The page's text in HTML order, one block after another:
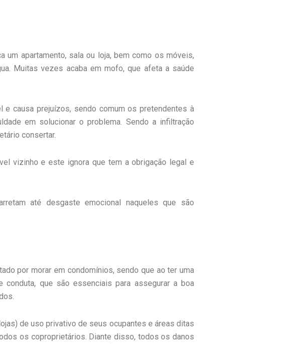
um apartamento, sala ou loja, bem como os móveis,
Muitas vezes acaba em mofo, que afeta a saúde
causa prejuízos, sendo comum os pretendentes à
em solucionar o problema. Sendo a infiltração
consertar.
vizinho e este ignora que tem a obrigação legal e
até desgaste emocional naqueles que são
por morar em condomínios, sendo que ao ter uma
que são essenciais para assegurar a boa
de uso privativo de seus ocupantes e áreas ditas
os coproprietários. Diante disso, todos os danos